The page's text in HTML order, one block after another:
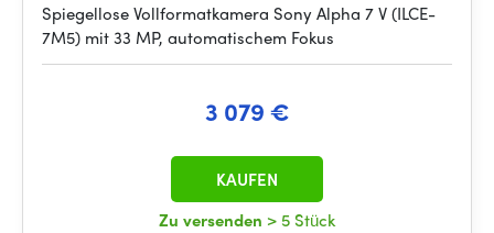
Spiegellose Vollformatkamera Sony Alpha 7 V (ILCE-
7M5) mit 33 MP, automatischem Fokus
3 079 €
Zu versenden > 5 Stück
KAUFEN